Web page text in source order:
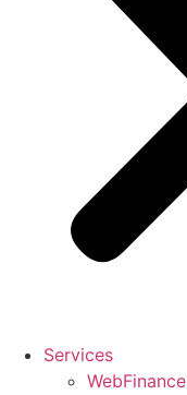
Services
WebFinance